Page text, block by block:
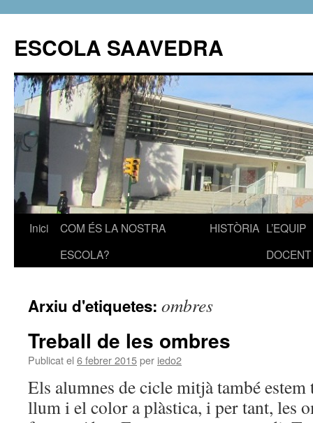
ESCOLA SAAVEDRA
Vés
Inici
COM ÉS LA NOSTRA
ESCOLA?
HISTÒRIA L’EQUIP
DOCENT
Arxiu d'etiquetes: ombres
Treball de les ombres
Publicat el 6 febrer 2015per iedo2
Els alumnes de cicle mitjà també
llum i el color a plàstica, i per tant, les